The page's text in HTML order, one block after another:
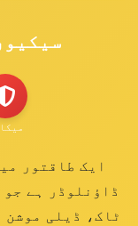
ڈاؤنلوڈر ہے
ٹاک، ڈیلی موشن